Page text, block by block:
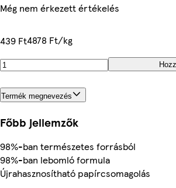
Még nem érkezett értékelés
439 Ft4878 Ft/kg
Termék megnevezés
Főbb jellemzők
98%-ban természetes forrásból
98%-ban lebomló formula
Újrahasznosítható papírcsomagolás